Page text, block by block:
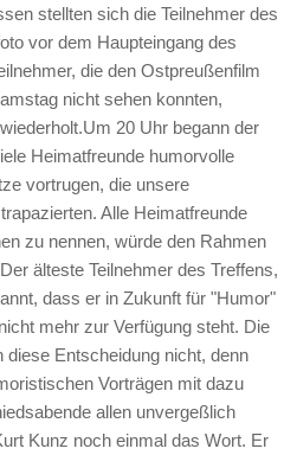
stellten sich die Teilnehmer des
vor dem Haupteingang des
die den Ostpreußenfilm
nicht sehen konnten,
20 Uhr begann der
Heimatfreunde humorvolle
vortrugen, die unsere
Alle Heimatfreunde
zu nennen, würde den Rahmen
älteste Teilnehmer des Treffens,
dass er in Zukunft für "Humor"
mehr zur Verfügung steht. Die
diese Entscheidung nicht, denn
Vorträgen mit dazu
allen unvergeßlich
Kunz noch einmal das Wort. Er